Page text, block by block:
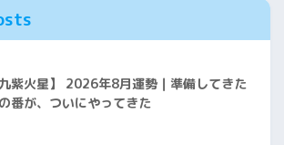
九紫火星】 2026年8月運勢｜準備してきた
番が、ついにやってきた